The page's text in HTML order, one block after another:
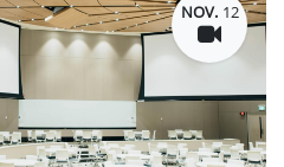
NOV. 12